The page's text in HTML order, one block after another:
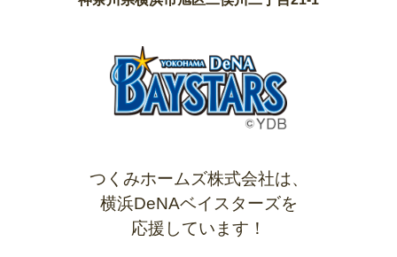
つくみホームズ株式会社は、
横浜DeNAベイスターズを
応援しています！